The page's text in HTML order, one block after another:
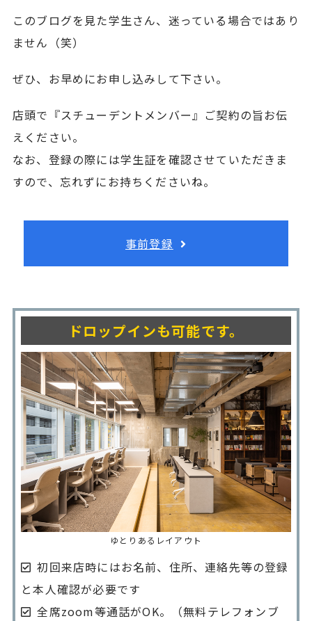
このブログを見た学生さん、迷っている場合ではあり
ません（笑）
ぜひ、お早めにお申し込みして下さい。
店頭で『スチューデントメンバー』ご契約の旨お伝
えください。
なお、登録の際には学生証を確認させていただきま
すので、忘れずにお持ちくださいね。
事前登録
ドロップインも可能です。
ゆとりあるレイアウト
初回来店時にはお名前、住所、連絡先等の登録
と本人確認が必要です
全席zoom等通話がOK。（無料テレフォンブ